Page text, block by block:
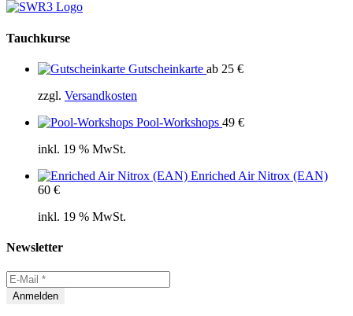
Tauchkurse
Gutscheinkarte ab 25 €
zzgl. Versandkosten
Pool-Workshops 49 €
inkl. 19 % MwSt.
Enriched Air Nitrox (EAN)
60 €
inkl. 19 % MwSt.
Newsletter